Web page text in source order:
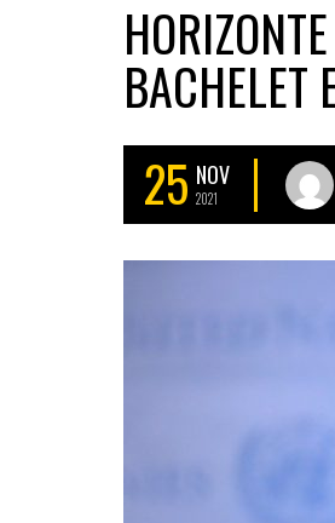
BACHELET
25 NOV
2021